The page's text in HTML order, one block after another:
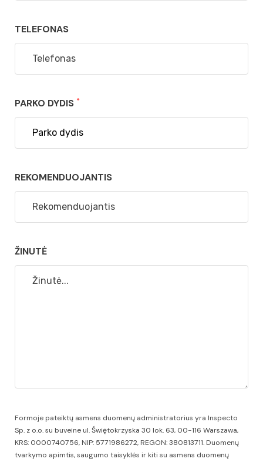
TELEFONAS
PARKO DYDIS *
REKOMENDUOJANTIS
ŽINUTĖ
Formoje pateiktų asmens duomenų administratorius yra Inspecto
Sp. z o.o. su buveine ul. Świętokrzyska 30 lok. 63, 00-116 Warszawa,
KRS: 0000740756, NIP: 5771986272, REGON: 380813711. Duomenų
tvarkymo apimtis, saugumo taisyklės ir kiti su asmens duomenų